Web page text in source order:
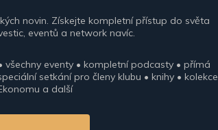
novin. Získejte kompletní přístup do světa
eventů a network navíc.
eventy • kompletní podcasty • přímá
setkání pro členy klubu • knihy • kolekce
a další